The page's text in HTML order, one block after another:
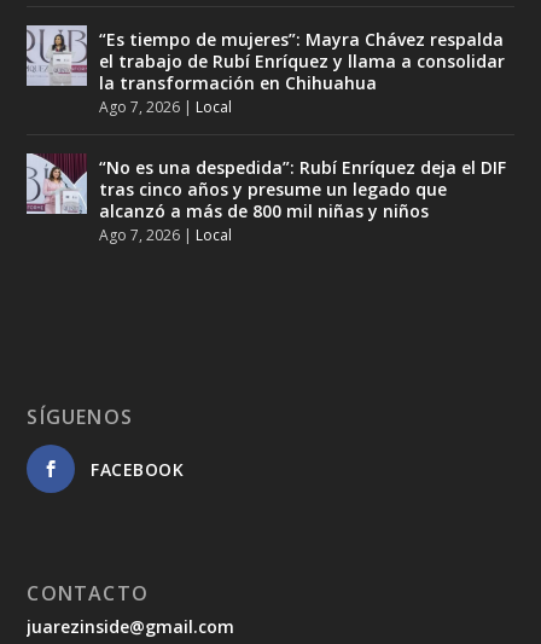
“Es tiempo de mujeres”: Mayra Chávez respalda
el trabajo de Rubí Enríquez y llama a consolidar
la transformación en Chihuahua
Ago 7, 2026 | Local
“No es una despedida”: Rubí Enríquez deja el DIF
tras cinco años y presume un legado que
alcanzó a más de 800 mil niñas y niños
Ago 7, 2026 | Local
SÍGUENOS
FACEBOOK
CONTACTO
juarezinside@gmail.com